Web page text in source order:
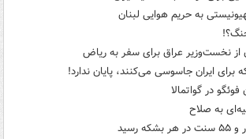
به حریم هوایی لبنان
نخست‌وزیر عراق برای سفر به ریاض
برای ایران جاسوسی می‌کنند، پایان ندارد!
در گواتمالا
به صلاح